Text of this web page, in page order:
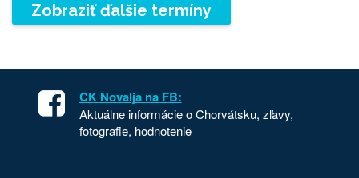
Zobraziť ďalšie termíny
CK Novalja na FB:
Aktuálne informácie o Chorvátsku, zľavy,
fotografie, hodnotenie